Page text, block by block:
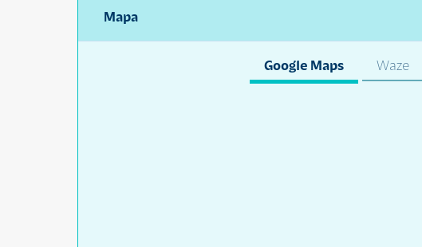
Mapa
Google Maps Waze